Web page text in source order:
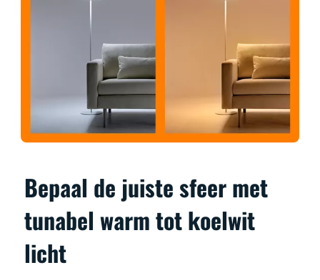
Bepaal de juiste sfeer met
tunabel warm tot koelwit
licht